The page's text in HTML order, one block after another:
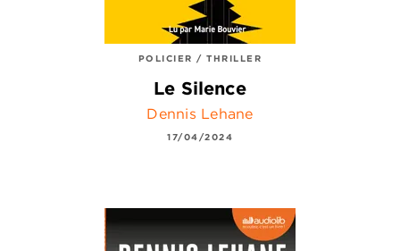
POLICIER / THRILLER
Le Silence
Dennis Lehane
17/04/2024